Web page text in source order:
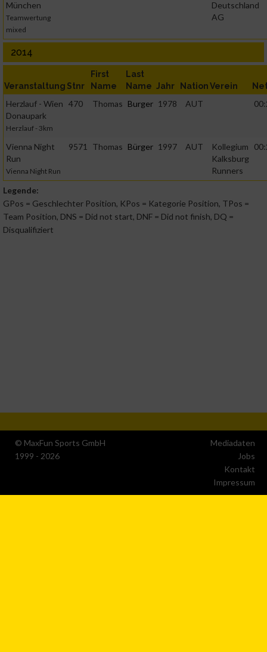
München
Teamwertung
mixed
Deutschland
AG
2014
Veranstaltung Stnr
First
Name
Last
Name Jahr NationVerein
Herzlauf - Wien
Donaupark
Herzlauf - 3km
470 Thomas Burger 1978 AUT
Vienna Night
Run
Vienna Night Run
9571 Thomas Bürger 1997 AUT
Kollegium
Kalksburg
Runners
Legende:
GPos = Geschlechter Position, KPos = Kategorie Position, TPos =
Team Position, DNS = Did not start, DNF = Did not finish, DQ =
Disqualifiziert
© MaxFun Sports GmbH
1999 - 2026
Mediadaten
Jobs
Kontakt
Impressum
Notwendig
Performance
Funktional
Werbung